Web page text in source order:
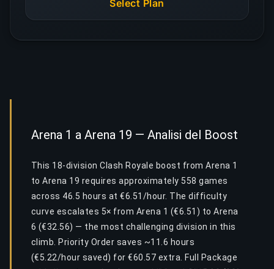
Select Plan
Arena 1 a Arena 19 — Analisi del Boost
This 18-division Clash Royale boost from Arena 1
to Arena 19 requires approximately 558 games
across 46.5 hours at €6.51/hour. The difficulty
curve escalates 5× from Arena 1 (€6.51) to Arena
6 (€32.56) — the most challenging division in this
climb. Priority Order saves ~11.6 hours
(€5.22/hour saved) for €60.57 extra. Full Package